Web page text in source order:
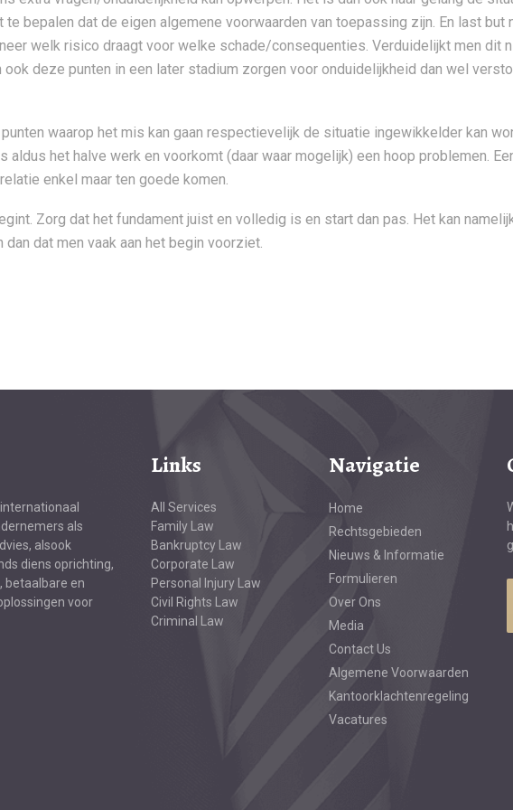
bepalen dat de eigen algemene voorwaarden van toepassing zijn. En last but
welk risico draagt voor welke schade/consequenties. Verduidelijkt men dit
ook deze punten in een later stadium zorgen voor onduidelijkheid dan wel
waarop het mis kan gaan respectievelijk de situatie ingewikkelder kan
aldus het halve werk en voorkomt (daar waar mogelijk) een hoop problemen.
enkel maar ten goede komen.
Zorg dat het fundament juist en volledig is en start dan pas. Het kan
dat men vaak aan het begin voorziet.
als
alsook
diens oprichting,
betaalbare en
voor
Links
All Services
Family Law
Bankruptcy Law
Corporate Law
Personal Injury Law
Civil Rights Law
Criminal Law
Navigatie
Home
Rechtsgebieden
Nieuws & Informatie
Formulieren
Over Ons
Media
Contact Us
Algemene Voorwaarden
Kantoorklachtenregeling
Vacatures